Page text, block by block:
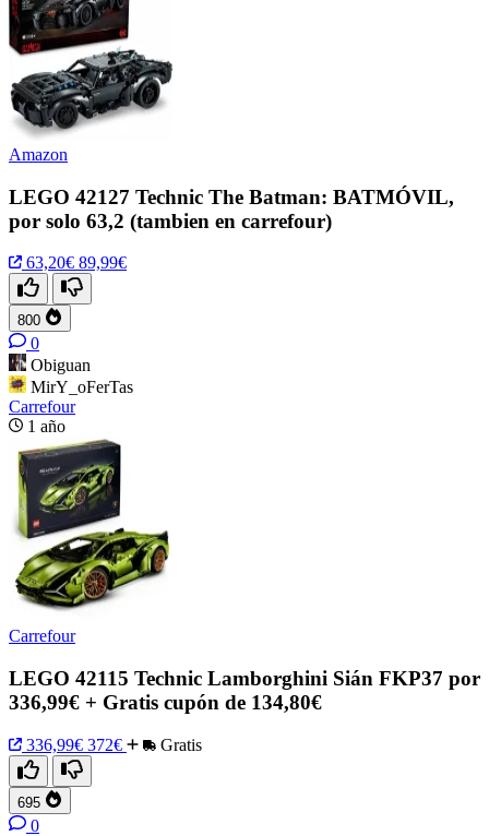
Amazon
LEGO 42127 Technic The Batman: BATMÓVIL,
por solo 63,2 (tambien en carrefour)
63,20€ 89,99€
800
0
Obiguan
MirY_oFerTas
Carrefour
1 año
Carrefour
LEGO 42115 Technic Lamborghini Sián FKP37 por
336,99€ + Gratis cupón de 134,80€
336,99€ 372€ Gratis
695
0